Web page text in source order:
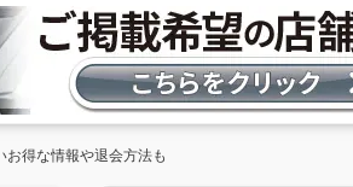
得な情報や退会方法も